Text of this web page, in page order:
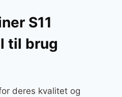
S11
til brug
deres kvalitet og